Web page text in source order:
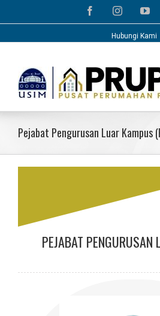
FacebookInstagram
Hubungi Kami
Pejabat Pengurusan Luar Kampus
PEJABAT PENGURUSAN